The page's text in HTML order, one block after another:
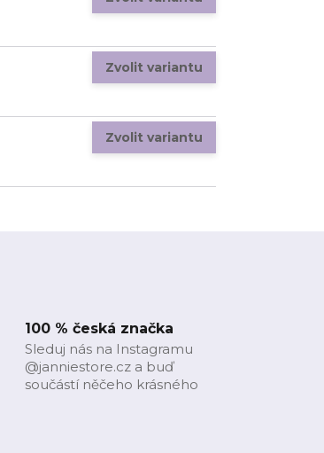
Zvolit variantu
Zvolit variantu
100 % česká značka
Sleduj nás na Instagramu
@janniestore.cz a buď
součástí něčeho krásného